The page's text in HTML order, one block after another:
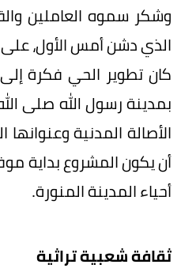
وشكر سموه العاملين
الذي دشن أمس الأول،
كان تطوير الحي فكرة
بمدينة رسول الله صلى
الأصالة المدنية وعنوانها
أن يكون المشروع بداية
أحياء المدينة المنورة.
ثقافة شعبية تراثية